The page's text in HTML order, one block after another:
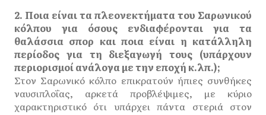
2. Ποια είναι τα πλεονεκτήματα του Σαρωνικού
κόλπου για όσους ενδιαφέρονται για τα
θαλάσσια σπορ και ποια είναι η κατάλληλη
περίοδος για τη διεξαγωγή τους (υπάρχουν
περιορισμοί ανάλογα με την εποχή κ.λπ.);
Στον Σαρωνικό κόλπο επικρατούν ήπιες συνθήκες
ναυσιπλοΐας, αρκετά προβλέψιμες, με κύριο
χαρακτηριστικό ότι υπάρχει πάντα στεριά στον